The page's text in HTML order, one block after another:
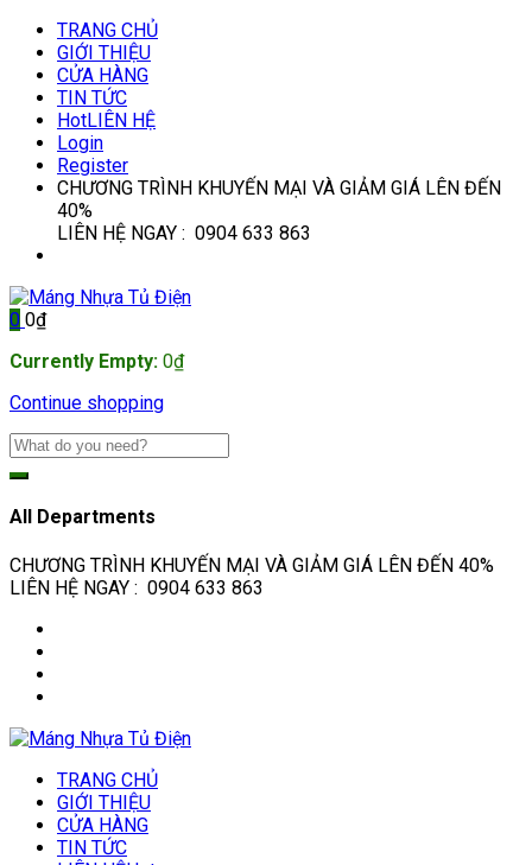
TRANG CHỦ
GIỚI THIỆU
CỬA HÀNG
TIN TỨC
HotLIÊN HỆ
Login
Register
CHƯƠNG TRÌNH KHUYẾN MẠI VÀ GIẢM GIÁ LÊN ĐẾN
40%
LIÊN HỆ NGAY : 0904 633 863
0 0₫
Currently Empty: 0₫
Continue shopping
All Departments
CHƯƠNG TRÌNH KHUYẾN MẠI VÀ GIẢM GIÁ LÊN ĐẾN 40%
LIÊN HỆ NGAY : 0904 633 863
TRANG CHỦ
GIỚI THIỆU
CỬA HÀNG
TIN TỨC